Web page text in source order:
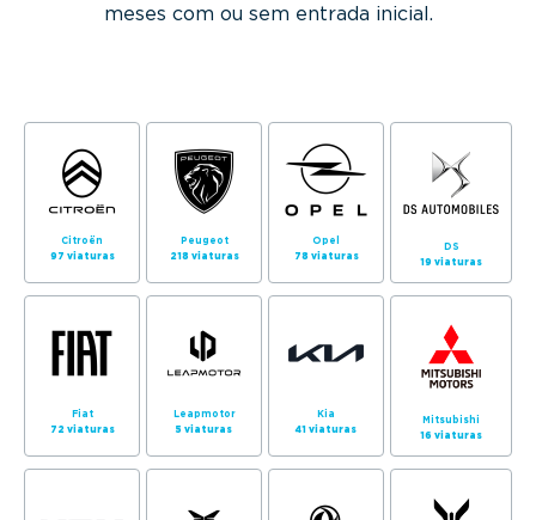
meses com ou sem entrada inicial.
Citroën
97 viaturas
Peugeot
218 viaturas
Opel
78 viaturas
DS
19 viaturas
Fiat
72 viaturas
Leapmotor
5 viaturas
Kia
41 viaturas
Mitsubishi
16 viaturas